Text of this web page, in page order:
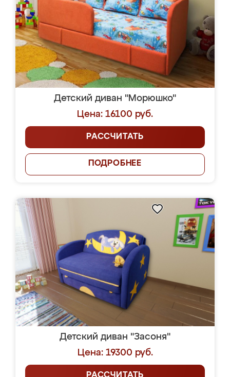
Детский диван "Морюшко"
Цена: 16100 руб.
РАССЧИТАТЬ
ПОДРОБНЕЕ
Детский диван "Засоня"
Цена: 19300 руб.